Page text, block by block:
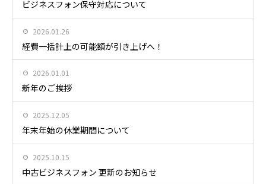
ビジネスフォン保守対応について
2026.01.26
経費一括計上の可能額が引き上げへ！
2026.01.01
新年のご挨拶
2025.12.05
年末年始の休業期間について
2025.10.15
中古ビジネスフォン 更新のお知らせ